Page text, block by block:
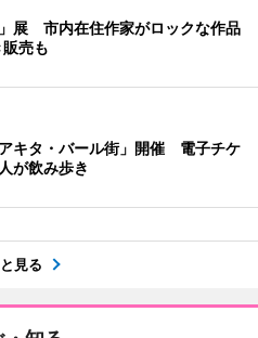
展 市内在住作家がロックな作品
売も
キタ・バール街」開催 電子チケ
が飲み歩き
見る